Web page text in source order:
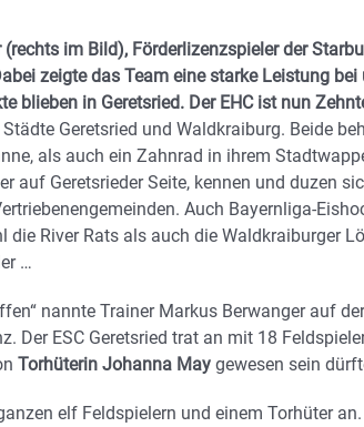
im Bild), Förderlizenzspieler der
zeigte das Team eine starke Leistung bei
blieben in Geretsried. Der EHC ist nun
Geretsried und Waldkraiburg. Beide
als auch ein Zahnrad in ihrem
auf Geretsrieder Seite, kennen und duzen
Auch Bayernliga-
die River Rats als auch die Waldkraiburger
…
nannte Trainer Markus Berwanger auf
Der ESC Geretsried trat an mit 18
Torhüterin Johanna May gewesen sein
elf Feldspielern und einem Torhüter